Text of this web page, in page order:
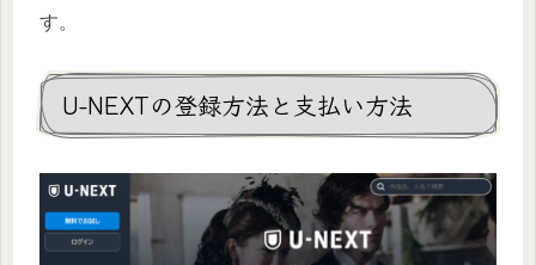
す。
U-NEXTの登録方法と支払い方法